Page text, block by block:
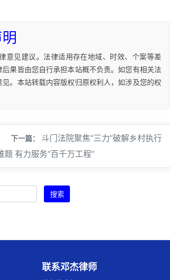
意见建议。法律适用存在地域、时效、个案等差
果皆由您自行承担本站概不负责。如您有相关法
。本站转载内容版权归原权利人，如涉及您的权
下一篇：
斗门法院聚焦“三力”破解乡村执行
题 有力服务“百千万工程”
搜索
联系邓杰律师